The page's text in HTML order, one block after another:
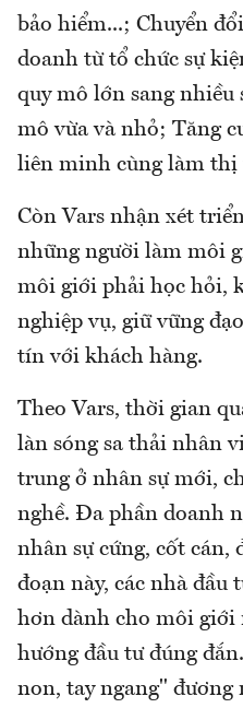
bảo hiểm...; Chuyển
doanh từ tổ chức sự
quy mô lớn sang nhiều
mô vừa và nhỏ; Tăng
liên minh cùng làm thị
Còn Vars nhận xét
những người làm môi
môi giới phải học hỏi,
nghiệp vụ, giữ vững
tín với khách hàng.
Theo Vars, thời gian
làn sóng sa thải nhân
trung ở nhân sự mới,
nghề. Đa phần doanh
nhân sự cứng, cốt cán,
đoạn này, các nhà đầu
hơn dành cho môi
hướng đầu tư đúng
non, tay ngang"